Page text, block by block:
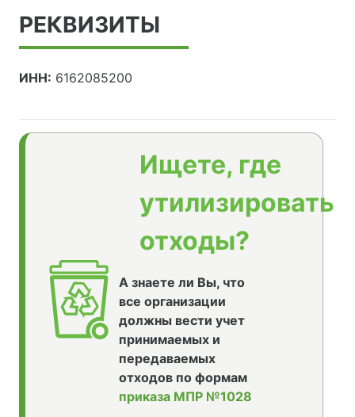
РЕКВИЗИТЫ
ИНН: 6162085200
Ищете, где
утилизировать
отходы?
А знаете ли Вы, что
все организации
должны вести учет
принимаемых и
передаваемых
отходов по формам
приказа МПР №1028